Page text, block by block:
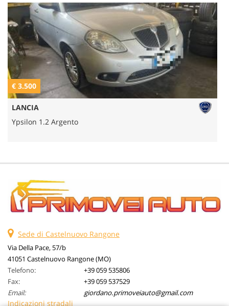
€ 3.500
LANCIA
Ypsilon 1.2 Argento
Sede di Castelnuovo Rangone
Via Della Pace, 57/b
41051 Castelnuovo Rangone (MO)
Telefono:
+39 059 535806
Fax:
+39 059 537529
Email:
giordano.primoveiauto@gmail.com
Indicazioni stradali